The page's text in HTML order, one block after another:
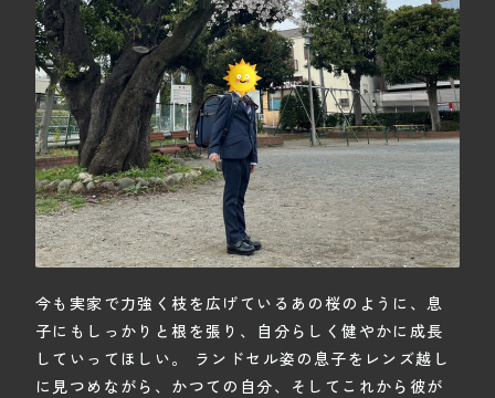
今も実家で力強く枝を広げているあの桜のように、息
子にもしっかりと根を張り、自分らしく健やかに成長
していってほしい。 ランドセル姿の息子をレンズ越し
に見つめながら、かつての自分、そしてこれから彼が